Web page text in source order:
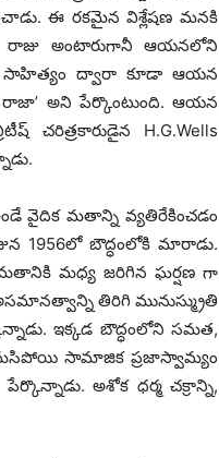
ఈ రకమైన విశ్లేషణ మనకి
రాజు అంటారుగానీ ఆయనలోని
సాహిత్యం ద్వారా కూడా ఆయన
అని పేర్కొంటుంది. ఆయన
చరిత్రకారుడైన H.G.Wells
వైదిక మతాన్ని వ్యతిరేకించడం
1956లో బౌద్ధంలోకి మారాడు.
మధ్య జరిగిన ఘర్షణ గా
తిరిగి మునుస్మ్రుతి
ఇక్కడ బౌద్ధంలోని సమత,
సమసిపోయి సామాజిక ప్రజాస్వామ్యం
అశోక ధర్మ చక్రాన్ని,